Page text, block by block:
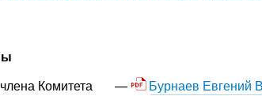
Комитета
Бурнаев Евгений